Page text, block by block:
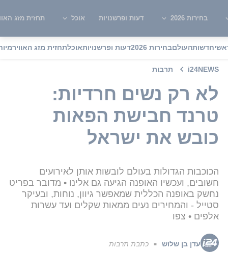
בחירות 2026 דעות ופרשנויות אוכל תחזית מזג
חדשותהעולםבחירות 2026 דעות ופרשנויותאוכלתחזית מזג האוויר
i24NEWS תרבות
לא רק נשים חרדיות:
טרנד חבישת הפאות
כובש את ישראל
הכוכבות הגדולות בעולם לובשות אותן לאירועים
חשובים, ועכשיו האופנה הגיעה גם אלינו • מדובר בפריט
נחשק באופנה הכללית שמאפשר גיוון, נוחות, ובעיקר
סטייל - והמחירים נעים ממאות שקלים ועד עשרות
אלפים • צפו
עדן בן שלוש ■ כתבת תרבות